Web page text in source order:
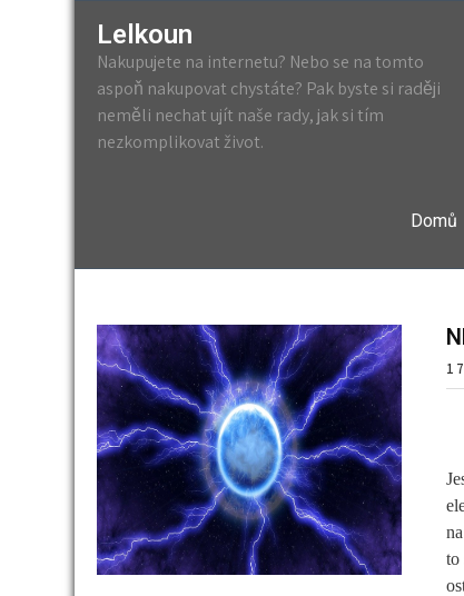
Lelkoun
Nakupujete na internetu? Nebo se na tomto
aspoň nakupovat chystáte? Pak byste si raději
neměli nechat ujít naše rady, jak si tím
nezkomplikovat život.
Domů
to